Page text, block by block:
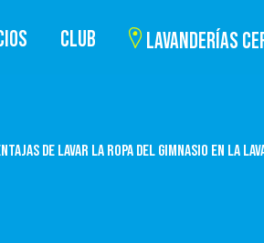
CLUB LAVANDERÍAS
DE LAVAR LA ROPA DEL GIMNASIO EN LA